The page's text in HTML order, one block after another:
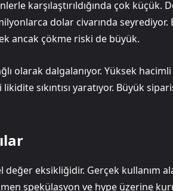
karşılaştırıldığında çok küçük.
dolar civarında
ancak çökme riski de büyük.
olarak dalgalanıyor. Yüksek hacimli
sıkıntısı yaratıyor. Büyük
eksikliğidir. Gerçek kullanım
spekülasyon ve hype üzerine